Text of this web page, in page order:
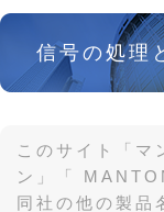
信号の処理
このサイト「マ
ン」「
同社の他の製品